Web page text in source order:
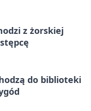
z żorskiej
do biblioteki